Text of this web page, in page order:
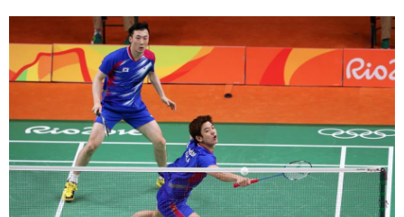
视频
旅游 健康 信息化 数据
公益
富媒体 摄影 新华广播
新华电视中文 新华电视英文 返回PC